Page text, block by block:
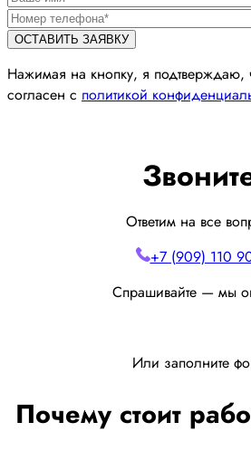
Нажимая на кнопку, я подтверждаю,
согласен с политикой
Ответим на все
+7 (909) 110
Спрашивайте — мы
Или заполните
Почему стоит